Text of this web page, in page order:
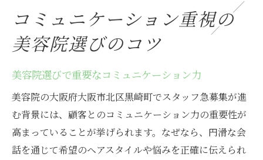
コミュニケーション重視の
美容院選びのコツ
美容院選びで重要なコミュニケーション力
美容院の大阪府大阪市北区黒崎町でスタッフ急募集が進
む背景には、顧客とのコミュニケーション力の重要性が
高まっていることが挙げられます。なぜなら、円滑な会
話を通じて希望のヘアスタイルや悩みを正確に伝えられ